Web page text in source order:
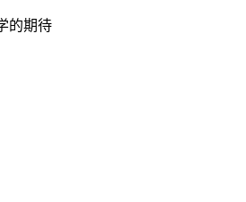
的期待